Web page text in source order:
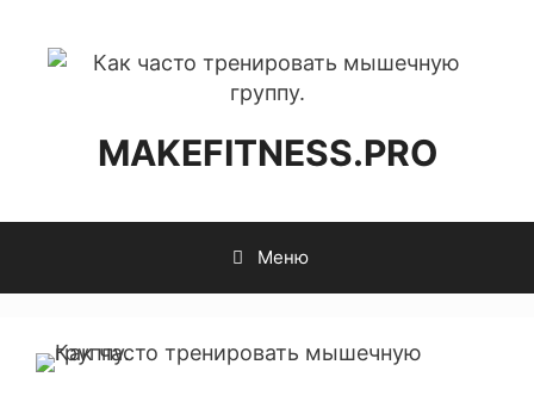
MAKEFITNESS.PRO
Меню